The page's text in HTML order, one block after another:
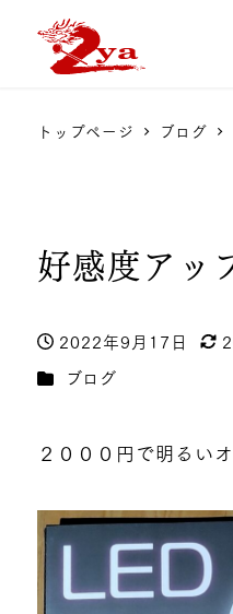
トップページ ブログ
好感度アッ
投稿日
2022年9月17日
カテゴリー
ブログ
２０００円で明るい